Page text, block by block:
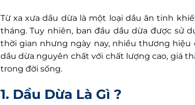
Từ xa xưa dầu dừa là một loại dầu ăn tinh
tháng. Tuy nhiên, ban đầu dầu dừa được sử
thời gian nhưng ngày nay, nhiều thương
dầu dừa nguyên chất với chất lượng cao, giá
trong đời sống.
1. Dầu Dừa Là Gì ?